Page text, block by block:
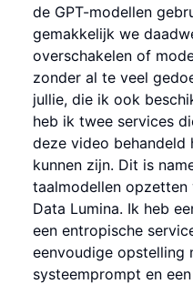
de GPT-modellen
gemakkelijk we
overschakelen of
zonder al te veel
jullie, die ik ook
heb ik twee services
deze video behandeld
kunnen zijn. Dit is
taalmodellen
Data Lumina. Ik heb
een entropische
eenvoudige opstelling
systeemprompt en